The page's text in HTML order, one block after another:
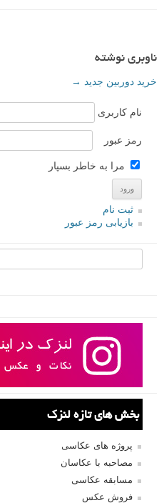
ناوبری نوشته
خرید دوربین جدید →
نام کاربری
رمز عبور
مرا به خاطر بسپار
ثبت نام
بازیابی رمز عبور
بخش های تازه لنزک
پروژه های عکاسی
مصاحبه با عکاسان
مسابقه عکاسی
فروش عکس